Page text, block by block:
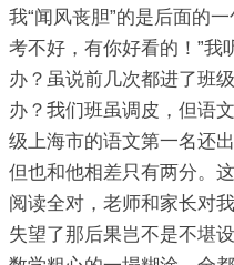
我“闻风丧胆”的是后面的
考不好，有你好看的！”我
办？虽说前几次都进了班
办？我们班虽调皮，但语
级上海市的语文第一名还
但也和他相差只有两分。
阅读全对，老师和家长对
失望了那后果岂不是不堪